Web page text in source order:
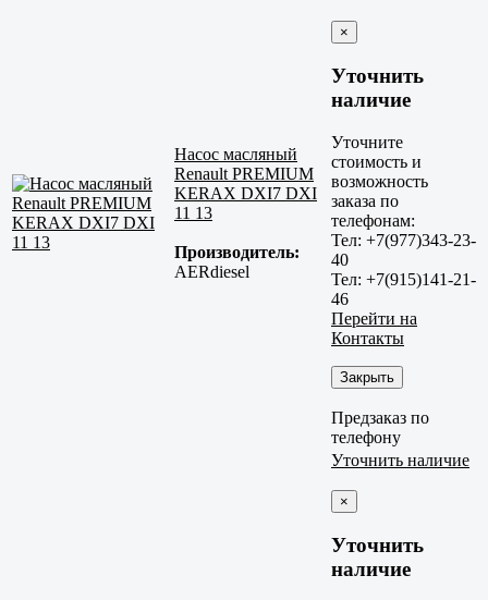
Насос масляный
Renault PREMIUM
KERAX DXI7 DXI
11 13
Производитель:
AERdiesel
×
Уточнить
наличие
Уточните
стоимость и
возможность
заказа по
телефонам:
Тел: +7(977)343-23-
40
Тел: +7(915)141-21-
46
Перейти на
Контакты
Закрыть
Предзаказ по
телефону
Уточнить наличие
×
Уточнить
наличие